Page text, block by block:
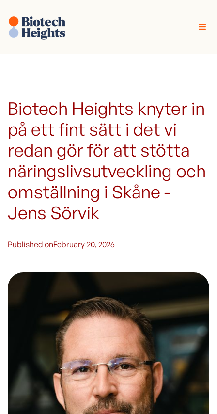
Biotech Heights knyter in
på ett fint sätt i det vi
redan gör för att stötta
näringslivsutveckling och
omställning i Skåne -
Jens Sörvik
Published onFebruary 20, 2026